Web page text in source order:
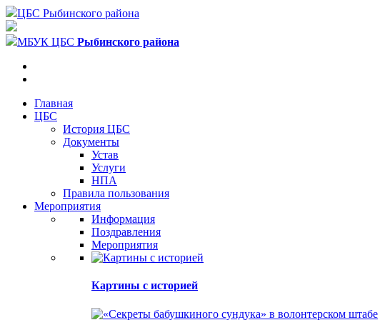
ЦБС Рыбинского района
МБУК ЦБС Рыбинского района
Главная
ЦБС
История ЦБС
Документы
Устав
Услуги
НПА
Правила пользования
Мероприятия
Информация
Поздравления
Мероприятия
Картины с историей